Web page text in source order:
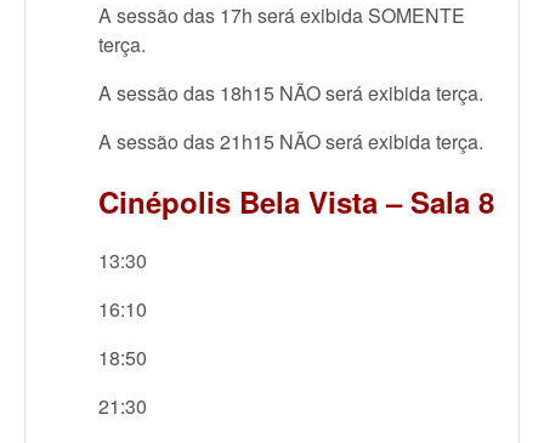
A sessão das 17h será exibida SOMENTE
terça.
A sessão das 18h15 NÃO será exibida terça.
A sessão das 21h15 NÃO será exibida terça.
Cinépolis Bela Vista – Sala 8
13:30
16:10
18:50
21:30